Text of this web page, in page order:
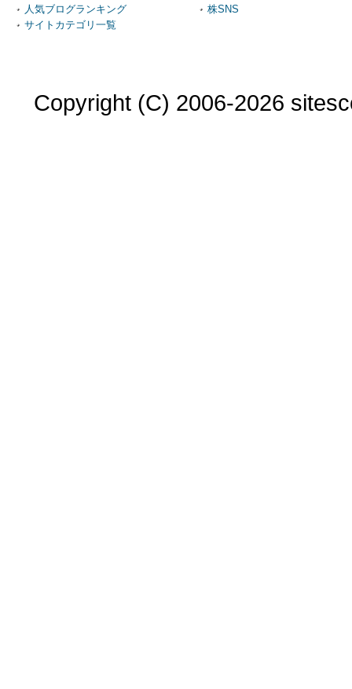
人気ブログランキング
サイトカテゴリ一覧
株SNS
Copyright (C) 2006-2026